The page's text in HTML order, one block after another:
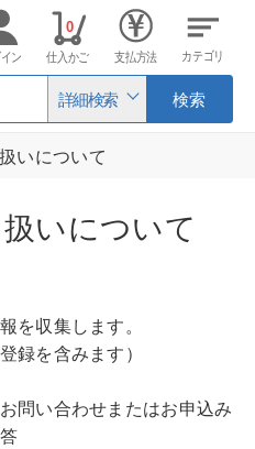
詳細検索 検索
ン 仕入かご
0
支払方法 カテゴリ
いについて
いについて
を収集します。
録を含みます）
問い合わせまたはお申込み